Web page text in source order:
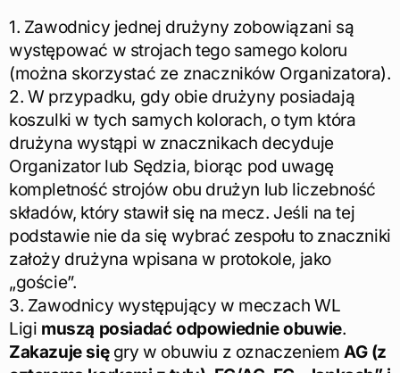
1. Zawodnicy jednej drużyny zobowiązani są
występować w strojach tego samego koloru
(można skorzystać ze znaczników Organizatora).
2. W przypadku, gdy obie drużyny posiadają
koszulki w tych samych kolorach, o tym która
drużyna wystąpi w znacznikach decyduje
Organizator lub Sędzia, biorąc pod uwagę
kompletność strojów obu drużyn lub liczebność
składów, który stawił się na mecz. Jeśli na tej
podstawie nie da się wybrać zespołu to znaczniki
założy drużyna wpisana w protokole, jako
„goście”.
3. Zawodnicy występujący w meczach WL
Ligi muszą posiadać odpowiednie obuwie.
Zakazuje sięgry w obuwiu z oznaczeniemAG (z